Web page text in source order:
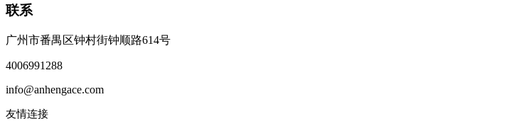
联系
广州市番禺区钟村街钟顺路614号
4006991288
info@anhengace.com
友情连接